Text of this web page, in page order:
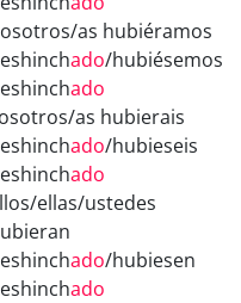
as hubiéramos
ado/hubiésemos
ado
as hubierais
ado/hubieseis
ado
ellas/ustedes
ado/hubiesen
ado